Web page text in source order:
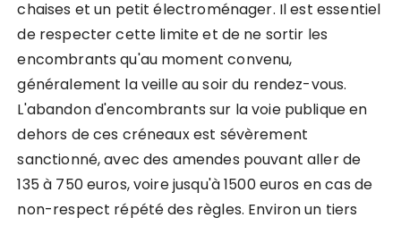
chaises et un petit électroménager. Il est essentiel
de respecter cette limite et de ne sortir les
encombrants qu'au moment convenu,
généralement la veille au soir du rendez-vous.
L'abandon d'encombrants sur la voie publique en
dehors de ces créneaux est sévèrement
sanctionné, avec des amendes pouvant aller de
135 à 750 euros, voire jusqu'à 1500 euros en cas de
non-respect répété des règles. Environ un tiers